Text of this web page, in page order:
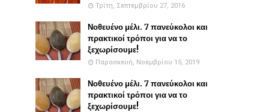
Τρίτη, Σεπτεμβρίου 27, 2016
Νοθευένο μέλι. 7 πανεύκολοι και
πρακτικοί τρόποι για να το
ξεχωρίσουμε!
Παρασκευή, Νοεμβρίου 15, 2019
Νοθευένο μέλι. 7 πανεύκολοι και
πρακτικοί τρόποι για να το
ξεχωρίσουμε!